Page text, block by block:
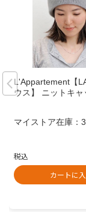
L'Appartement【
ウス】 ニットキャ
マイストア在庫：
税込
カートに